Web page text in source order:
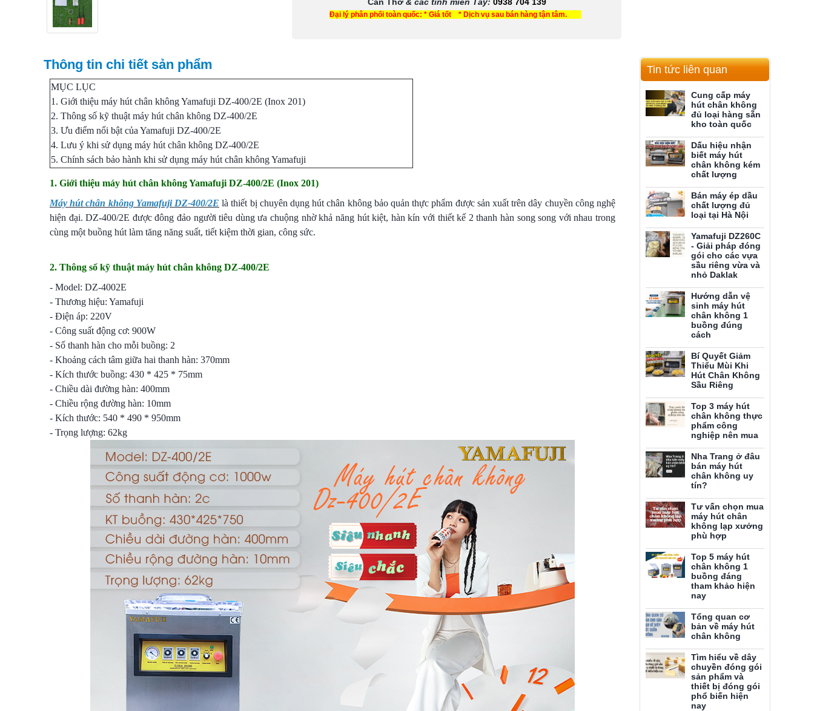
Đại lý phân phối toàn quốc: * Giá tốt * Dịch vụ sau bán hàng tận tâm.
Thông tin chi tiết sản phẩm
MỤC LỤC
1. Giới thiệu máy hút chân không Yamafuji DZ-400/2E (Inox 201)
2. Thông số kỹ thuật máy hút chân không DZ-400/2E
3. Ưu điểm nổi bật của Yamafuji DZ-400/2E
4. Lưu ý khi sử dụng máy hút chân không DZ-400/2E
5. Chính sách bảo hành khi sử dụng máy hút chân không Yamafuji
1. Giới thiệu máy hút chân không Yamafuji DZ-400/2E (Inox 201)
Máy hút chân không Yamafuji DZ-400/2E là thiết bị chuyên dụng hút chân không bảo quản thực phẩm được sản xuất trên dây chuyền công nghệ
hiện đại. DZ-400/2E được đông đảo người tiêu dùng ưa chuộng nhờ khả năng hút kiệt, hàn kín với thiết kế 2 thanh hàn song song với nhau trong
cùng một buồng hút làm tăng năng suất, tiết kiệm thời gian, công sức.
2. Thông số kỹ thuật máy hút chân không DZ-400/2E
- Model: DZ-4002E
- Thương hiệu: Yamafuji
- Điện áp: 220V
- Công suất động cơ: 900W
- Số thanh hàn cho mỗi buồng: 2
- Khoảng cách tâm giữa hai thanh hàn: 370mm
- Kích thước buồng: 430 * 425 * 75mm
- Chiều dài đường hàn: 400mm
- Chiều rộng đường hàn: 10mm
- Kích thước: 540 * 490 * 950mm
- Trọng lượng: 62kg
Tin tức liên quan
Cung cấp máy
hút chân không
đủ loại hàng sẵn
kho toàn quốc
Dấu hiệu nhận
biết máy hút
chân không kém
chất lượng
Bán máy ép dầu
chất lượng đủ
loại tại Hà Nội
Yamafuji DZ260C
- Giải pháp đóng
gói cho các vựa
sầu riêng vừa và
nhỏ Daklak
Hướng dẫn vệ
sinh máy hút
chân không 1
buồng đúng
cách
Bí Quyết Giảm
Thiểu Mùi Khi
Hút Chân Không
Sầu Riêng
Top 3 máy hút
chân không thực
phẩm công
nghiệp nên mua
Nha Trang ở đâu
bán máy hút
chân không uy
tín?
Tư vấn chọn mua
máy hút chân
không lạp xưởng
phù hợp
Top 5 máy hút
chân không 1
buồng đáng
tham khảo hiện
nay
Tổng quan cơ
bản về máy hút
chân không
Tìm hiểu về dây
chuyền đóng gói
sản phẩm và
thiết bị đóng gói
phổ biến hiện
nay